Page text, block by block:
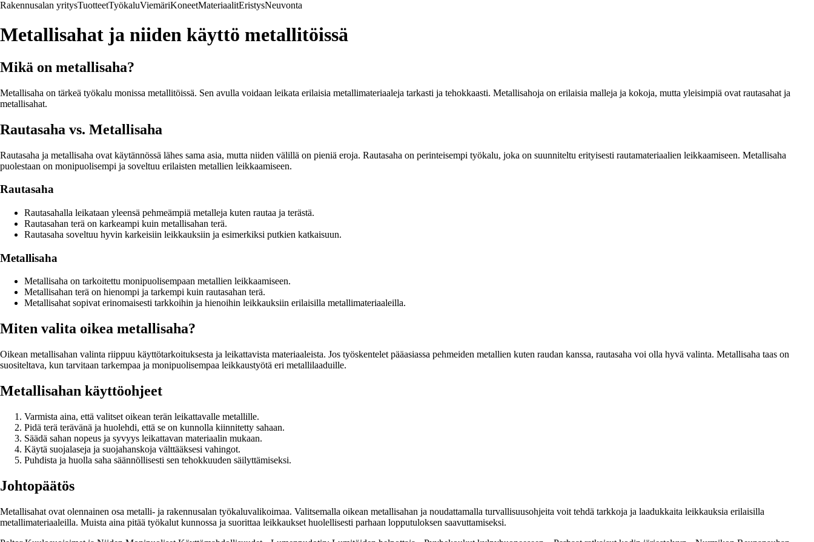
Rakennusalan yritysTuotteetTyökaluViemäriKoneetMateriaalitEristysNeuvonta
Metallisahat ja niiden käyttö metallitöissä
Mikä on metallisaha?
Metallisaha on tärkeä työkalu monissa metallitöissä. Sen avulla voidaan leikata erilaisia metallimateriaaleja tarkasti ja tehokkaasti. Metallisahoja on erilaisia malleja ja kokoja, mutta yleisimpiä ovat rautasahat ja
metallisahat.
Rautasaha vs. Metallisaha
Rautasaha ja metallisaha ovat käytännössä lähes sama asia, mutta niiden välillä on pieniä eroja. Rautasaha on perinteisempi työkalu, joka on suunniteltu erityisesti rautamateriaalien leikkaamiseen. Metallisaha
puolestaan on monipuolisempi ja soveltuu erilaisten metallien leikkaamiseen.
Rautasaha
Rautasahalla leikataan yleensä pehmeämpiä metalleja kuten rautaa ja terästä.
Rautasahan terä on karkeampi kuin metallisahan terä.
Rautasaha soveltuu hyvin karkeisiin leikkauksiin ja esimerkiksi putkien katkaisuun.
Metallisaha
Metallisaha on tarkoitettu monipuolisempaan metallien leikkaamiseen.
Metallisahan terä on hienompi ja tarkempi kuin rautasahan terä.
Metallisahat sopivat erinomaisesti tarkkoihin ja hienoihin leikkauksiin erilaisilla metallimateriaaleilla.
Miten valita oikea metallisaha?
Oikean metallisahan valinta riippuu käyttötarkoituksesta ja leikattavista materiaaleista. Jos työskentelet pääasiassa pehmeiden metallien kuten raudan kanssa, rautasaha voi olla hyvä valinta. Metallisaha taas on
suositeltava, kun tarvitaan tarkempaa ja monipuolisempaa leikkaustyötä eri metallilaaduille.
Metallisahan käyttöohjeet
Varmista aina, että valitset oikean terän leikattavalle metallille.
Pidä terä terävänä ja huolehdi, että se on kunnolla kiinnitetty sahaan.
Säädä sahan nopeus ja syvyys leikattavan materiaalin mukaan.
Käytä suojalaseja ja suojahanskoja välttääksesi vahingot.
Puhdista ja huolla saha säännöllisesti sen tehokkuuden säilyttämiseksi.
Johtopäätös
Metallisahat ovat olennainen osa metalli- ja rakennusalan työkaluvalikoimaa. Valitsemalla oikean metallisahan ja noudattamalla turvallisuusohjeita voit tehdä tarkkoja ja laadukkaita leikkauksia erilaisilla
metallimateriaaleilla. Muista aina pitää työkalut kunnossa ja suorittaa leikkaukset huolellisesti parhaan lopputuloksen saavuttamiseksi.